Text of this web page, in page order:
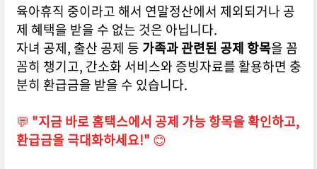
육아휴직 중이라고 해서 연말정산에서 제외되거나 공
제 혜택을 받을 수 없는 것은 아닙니다.
자녀 공제, 출산 공제 등 가족과 관련된 공제 항목을 꼼
꼼히 챙기고, 간소화 서비스와 증빙자료를 활용하면 충
분히 환급금을 받을 수 있습니다.
💬 "지금 바로 홈택스에서 공제 가능 항목을 확인하고,
환급금을 극대화하세요!" 😊